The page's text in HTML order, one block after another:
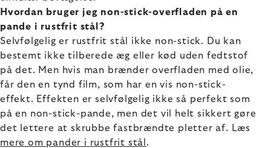
Hvordan bruger jeg non-stick-overfladen på en
pande i rustfrit stål?
Selvfølgelig er rustfrit stål ikke non-stick. Du kan
bestemt ikke tilberede æg eller kød uden fedtstof
på det. Men hvis man brænder overfladen med olie,
får den en tynd film, som har en vis non-stick-
effekt. Effekten er selvfølgelig ikke så perfekt som
på en non-stick-pande, men det vil helt sikkert gøre
det lettere at skrubbe fastbrændte pletter af. Læs
mere om pander i rustfrit stål .